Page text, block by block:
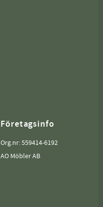
Företagsinfo
Org.nr: 559414-6192
AO Möbler AB